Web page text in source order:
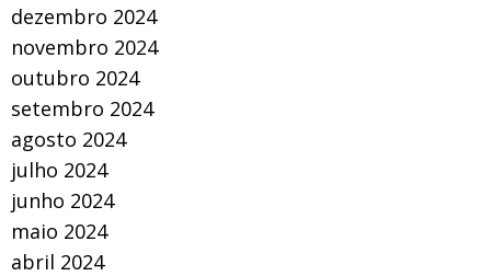
dezembro 2024
novembro 2024
outubro 2024
setembro 2024
agosto 2024
julho 2024
junho 2024
maio 2024
abril 2024